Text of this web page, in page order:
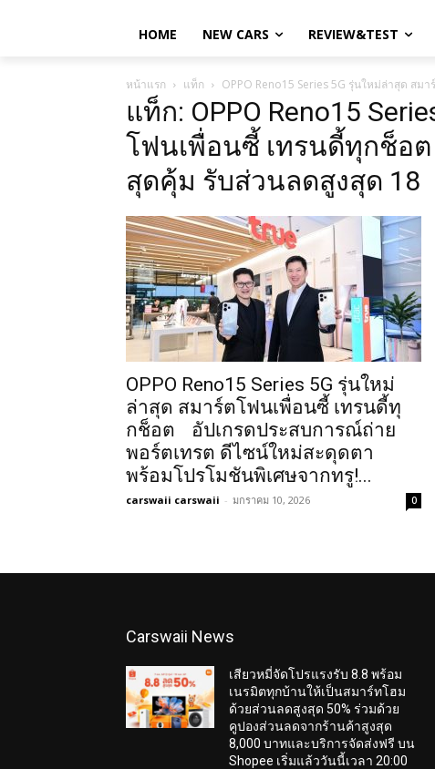
HOME NEW CARS REVIEW&TEST
หน้าแรก แท็ก OPPO Reno15 Series 5G รุ่นใหม่ล่าสุด ส
แท็ก: OPPO Reno15
โฟนเพื่อนซี้ เทรนดี้ทุกช็อ
สุดคุ้ม รับส่วนลดสูงสุด 18
OPPO Reno15 Series 5G รุ่นใหม่
ล่าสุด สมาร์ตโฟนเพื่อนซี้ เทรนดี้ทุ
กช็อต อัปเกรดประสบการณ์ถ่าย
พอร์ตเทรต ดีไซน์ใหม่สะดุดตา
พร้อมโปรโมชันพิเศษจากทรู!...
carswaii carswaii - มกราคม 10, 2026 0
Carswaii News
เสียวหมี่จัดโปรแรงรับ 8.8 พร้อม
เนรมิตทุกบ้านให้เป็นสมาร์ทโฮม
ด้วยส่วนลดสูงสุด 50% ร่วมด้วย
คูปองส่วนลดจากร้านค้าสูงสุด
8,000 บาทและบริการจัดส่งฟรี บน
Shopee เริ่มแล้ววันนี้เวลา 20:00